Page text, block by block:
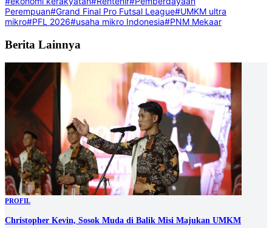
Perempuan#Grand Final Pro Futsal League#UMKM ultra
mikro#PFL 2026#usaha mikro Indonesia#PNM Mekaar
Berita Lainnya
PROFIL
Christopher Kevin, Sosok Muda di Balik Misi Majukan UMKM